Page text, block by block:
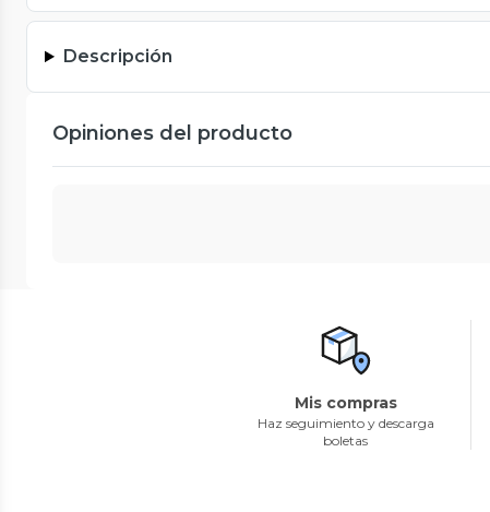
Descripción
Opiniones del producto
Mis compras
Haz seguimiento y descarga
boletas